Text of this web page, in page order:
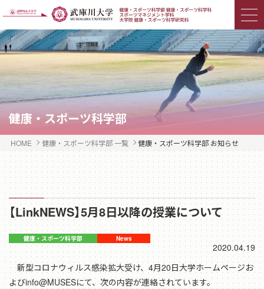
健康・スポーツ科学部
HOME 健康・スポーツ科学部 一覧 健康・スポーツ科学部 お知らせ
【LinkNEWS】5月8日以降の授業について
2020.04.19
新型コロナウィルス感染拡大受け、4月20日大学ホームページお
よびinfo@MUSESにて、次の内容が連絡されています。